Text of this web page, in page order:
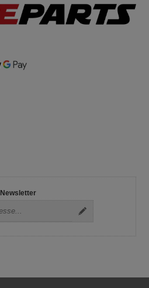
Newsletter